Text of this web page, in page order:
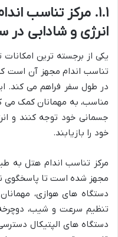
انرژی و شادابی در
یکی از برجسته ترین امکانات
تناسب اندام مجهز آن است
در طول سفر فراهم می
مناسب، به مهمانان کمک می
جسمانی خود توجه کنند و
خود را بازیابند.
مرکز تناسب اندام هتل به
مجهز شده است تا پاسخگوی
دستگاه های هوازی،
تنظیم سرعت و شیب،
دستگاه های الپتیکال